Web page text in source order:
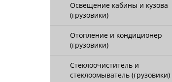
Освещение кабины и кузова
(грузовики)
Отопление и кондиционер
(грузовики)
Стеклоочиститель и
стеклоомыватель (грузовики)